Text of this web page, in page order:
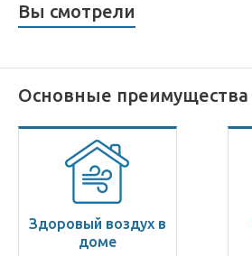
Вы смотрели
Основные преимущества
Здоровый воздух в
доме